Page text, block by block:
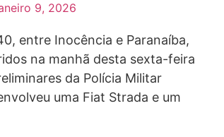
9, 2026
entre Inocência e Paranaíba,
na manhã desta sexta-feira
da Polícia Militar
uma Fiat Strada e um